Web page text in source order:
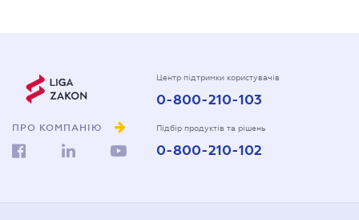
ПРО КОМПАНІЮ
Центр підтримки користувачів
0-800-210-103
Підбір продуктів та рішень
0-800-210-102